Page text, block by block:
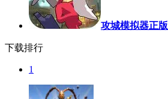
攻城模拟器正版
下载排行
1